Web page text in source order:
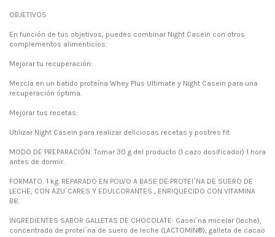
OBJETIVOS
En función de tus objetivos, puedes combinar Night Casein con otros
complementos alimenticios:
Mejorar tu recuperación:
Mezcla en un batido proteína Whey Plus Ultimate y Night Casein para una
recuperación óptima.
Mejorar tus recetas:
Utilizar Night Casein para realizar deliciosas recetas y postres fit.
MODO DE PREPARACIÓN: Tomar 30 g del producto (1 cazo dosificador) 1 hora
antes de dormir.
FORMATO: 1 kg. REPARADO EN POLVO A BASE DE PROTEI´NA DE SUERO DE
LECHE, CON AZU´CARES Y EDULCORANTES , ENRIQUECIDO CON VITAMINA
B6.
INGREDIENTES SABOR GALLETAS DE CHOCOLATE: Casei´na micelar (leche),
concentrado de protei´na de suero de leche (LACTOMIN®), galleta de cacao